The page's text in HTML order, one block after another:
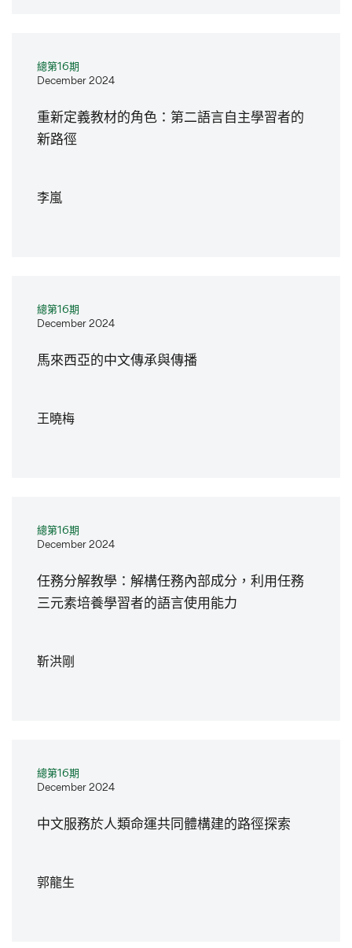
總第16期
December 2024
重新定義教材的角色：第二語言自主學習者的
新路徑
李嵐
總第16期
December 2024
馬來西亞的中文傳承與傳播
王曉梅
總第16期
December 2024
任務分解教學：解構任務內部成分，利用任務
三元素培養學習者的語言使用能力
靳洪剛
總第16期
December 2024
中文服務於人類命運共同體構建的路徑探索
郭龍生